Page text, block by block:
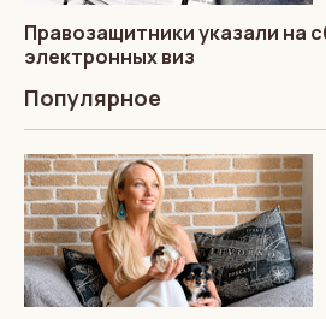
Правозащитники указали на
электронных виз
Популярное